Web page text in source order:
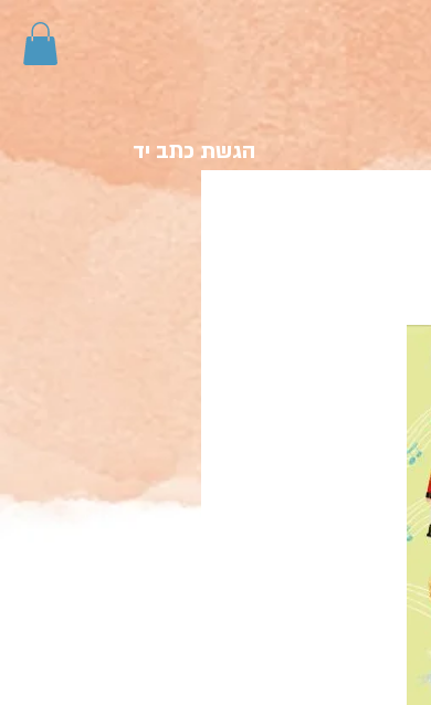
הגשת כתב יד